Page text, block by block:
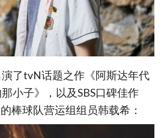
了tvN话题之作《阿斯达年代
小子》，以及SBS口碑佳作
棒球队营运组组员韩载希：